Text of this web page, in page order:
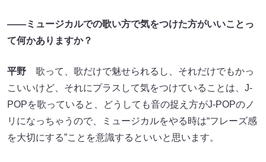
――ミュージカルでの歌い方で気をつけた方がいいことっ
て何かありますか？
平野 歌って、歌だけで魅せられるし、それだけでもかっ
こいいけど、それにプラスして気をつけていることは、J-
POPを歌っていると、どうしても音の捉え方がJ-POPのノ
リになっちゃうので、ミュージカルをやる時は“フレーズ感
を大切にする”ことを意識するといいと思います。